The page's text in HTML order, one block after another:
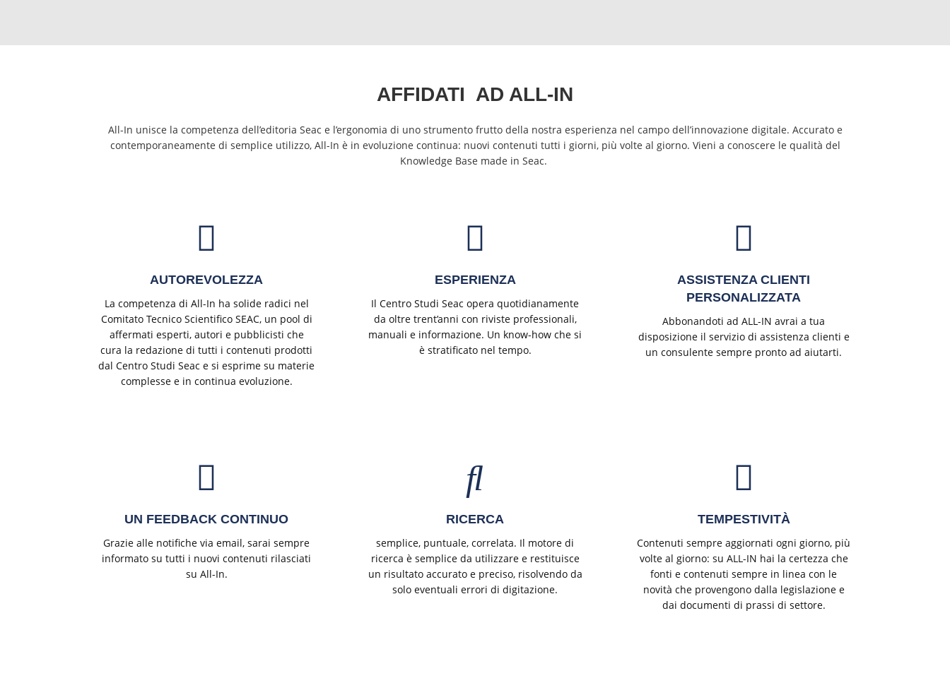
AFFIDATI AD ALL-IN
All-In unisce la competenza dell’editoria Seac e l’ergonomia di uno strumento frutto della nostra esperienza nel campo dell’innovazione digitale. Accurato e
contemporaneamente di semplice utilizzo, All-In è in evoluzione continua: nuovi contenuti tutti i giorni, più volte al giorno. Vieni a conoscere le qualità del
Knowledge Base made in Seac.
AUTOREVOLEZZA
La competenza di All-In ha solide radici nel
Comitato Tecnico Scientifico SEAC, un pool di
affermati esperti, autori e pubblicisti che
cura la redazione di tutti i contenuti prodotti
dal Centro Studi Seac e si esprime su materie
complesse e in continua evoluzione.
ESPERIENZA
Il Centro Studi Seac opera quotidianamente
da oltre trent’anni con riviste professionali,
manuali e informazione. Un know-how che si
è stratificato nel tempo.
ASSISTENZA CLIENTI
PERSONALIZZATA
Abbonandoti ad ALL-IN avrai a tua
disposizione il servizio di assistenza clienti e
un consulente sempre pronto ad aiutarti.
UN FEEDBACK CONTINUO
Grazie alle notifiche via email, sarai sempre
informato su tutti i nuovi contenuti rilasciati
su All-In.
RICERCA
semplice, puntuale, correlata. Il motore di
ricerca è semplice da utilizzare e restituisce
un risultato accurato e preciso, risolvendo da
solo eventuali errori di digitazione.
TEMPESTIVITÀ
Contenuti sempre aggiornati ogni giorno, più
volte al giorno: su ALL-IN hai la certezza che
fonti e contenuti sempre in linea con le
novità che provengono dalla legislazione e
dai documenti di prassi di settore.